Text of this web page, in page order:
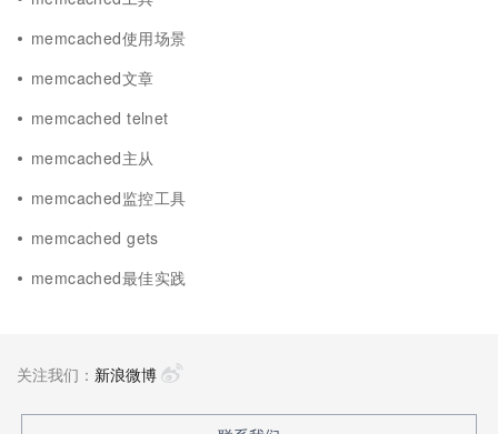
memcached使用场景
memcached文章
memcached telnet
memcached主从
memcached监控工具
memcached gets
memcached最佳实践
关注我们： 新浪微博